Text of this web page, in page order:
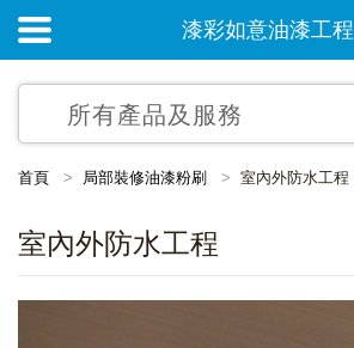
漆彩如意油漆工程
所有產品及服務
首頁 局部裝修油漆粉刷 室內外防水工程
室內外防水工程